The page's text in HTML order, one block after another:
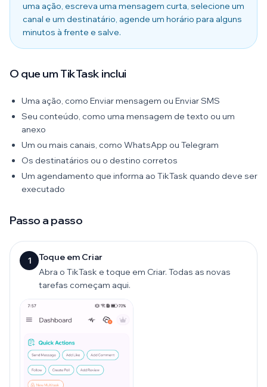
uma ação, escreva uma mensagem curta, selecione um
canal e um destinatário, agende um horário para alguns
minutos à frente e salve.
O que um TikTask inclui
Uma ação, como Enviar mensagem ou Enviar SMS
Seu conteúdo, como uma mensagem de texto ou um
anexo
Um ou mais canais, como WhatsApp ou Telegram
Os destinatários ou o destino corretos
Um agendamento que informa ao TikTask quando deve ser
executado
Passo a passo
1
Toque em Criar
Abra o TikTask e toque em Criar. Todas as novas
tarefas começam aqui.